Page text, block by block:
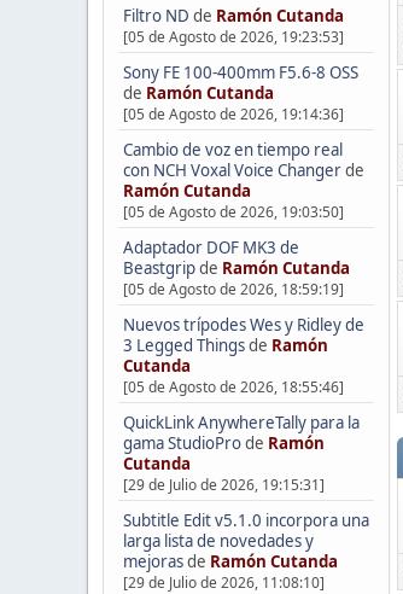
Filtro ND de Ramón Cutanda
[05 de Agosto de 2026, 19:23:53]
Sony FE 100-400mm F5.6-8 OSS
de Ramón Cutanda
[05 de Agosto de 2026, 19:14:36]
Cambio de voz en tiempo real
con NCH Voxal Voice Changerde
Ramón Cutanda
[05 de Agosto de 2026, 19:03:50]
Adaptador DOF MK3 de
Beastgripde Ramón Cutanda
[05 de Agosto de 2026, 18:59:19]
Nuevos trípodes Wes y Ridley de
3 Legged Thingsde Ramón
Cutanda
[05 de Agosto de 2026, 18:55:46]
QuickLink AnywhereTally para la
gama StudioProde Ramón
Cutanda
[29 de Julio de 2026, 19:15:31]
Subtitle Edit v5.1.0 incorpora una
larga lista de novedades y
mejorasde Ramón Cutanda
[29 de Julio de 2026, 11:08:10]